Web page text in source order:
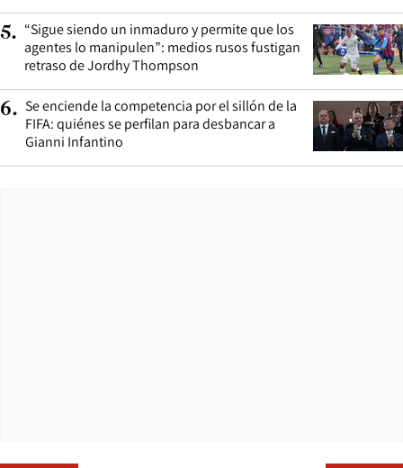
5. “Sigue siendo un inmaduro y permite que los
agentes lo manipulen”: medios rusos fustigan
retraso de Jordhy Thompson
6. Se enciende la competencia por el sillón de la
FIFA: quiénes se perfilan para desbancar a
Gianni Infantino